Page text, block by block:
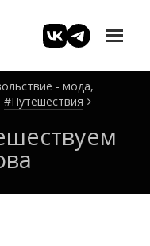
- мода,
#Путешествия